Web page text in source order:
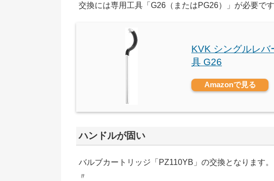
交換には専用工具「G26（またはPG26）」が必要です
KVK シングルレバ
具 G26
Amazonで見る
ハンドルが固い
バルブカートリッジ「PZ110YB」の交換となります。
〃